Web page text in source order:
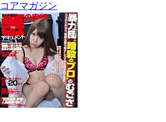
コアマガジン